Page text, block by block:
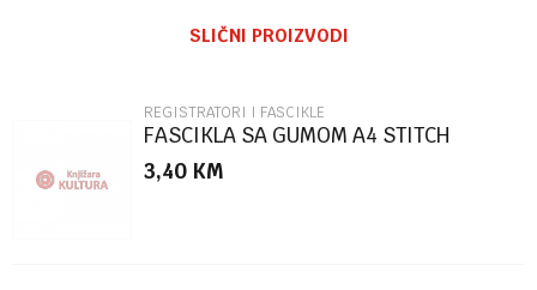
Poruka
SLIČNI PROIZVODI
REGISTRATORI I FASCIKLE
FASCIKLA SA GUMOM A4 STITCH
86504
3,40 KM